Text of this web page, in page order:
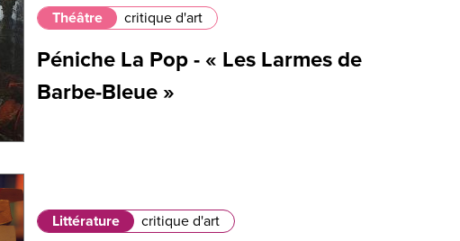
Théâtre critique d'art
Péniche La Pop - « Les Larmes de
Barbe-Bleue »
Littérature critique d'art